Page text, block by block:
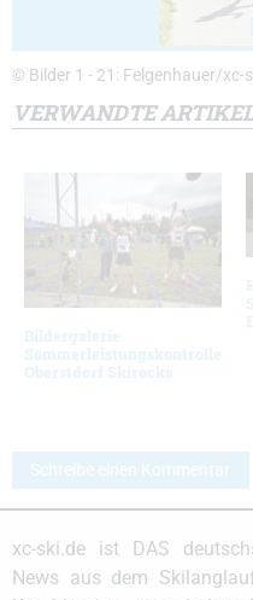
© Bilder 1 - 21: Felgenhauer/xc-
VERWANDTE
Bildergalerie
Sommerleistungskontrolle
Oberstdorf Skirocks
Schreibe einen Kommentar
xc-ski.de ist DAS
News aus dem